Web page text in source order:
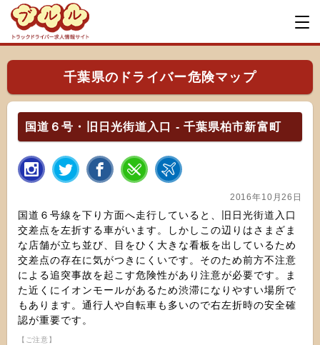
千葉県のドライバー危険マップ
国道６号・旧日光街道入口 - 千葉県柏市新富町
2016年10月26日
国道６号線を下り方面へ走行していると、旧日光街道入口
交差点を左折する車がいます。しかしこの辺りはさまざま
な店舗が立ち並び、目をひく大きな看板を出しているため
交差点の存在に気がつきにくいです。そのため前方不注意
による追突事故を起こす危険性があり注意が必要です。ま
た近くにイオンモールがあるため渋滞になりやすい場所で
もあります。通行人や自転車も多いので右左折時の安全確
認が重要です。
【ご注意】